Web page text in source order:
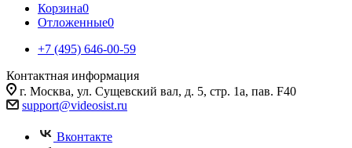
Корзина0
Отложенные0
+7 (495) 646-00-59
Контактная информация
г. Москва, ул. Сущевский вал, д. 5, стр. 1а, пав. F40
support@videosist.ru
Вконтакте